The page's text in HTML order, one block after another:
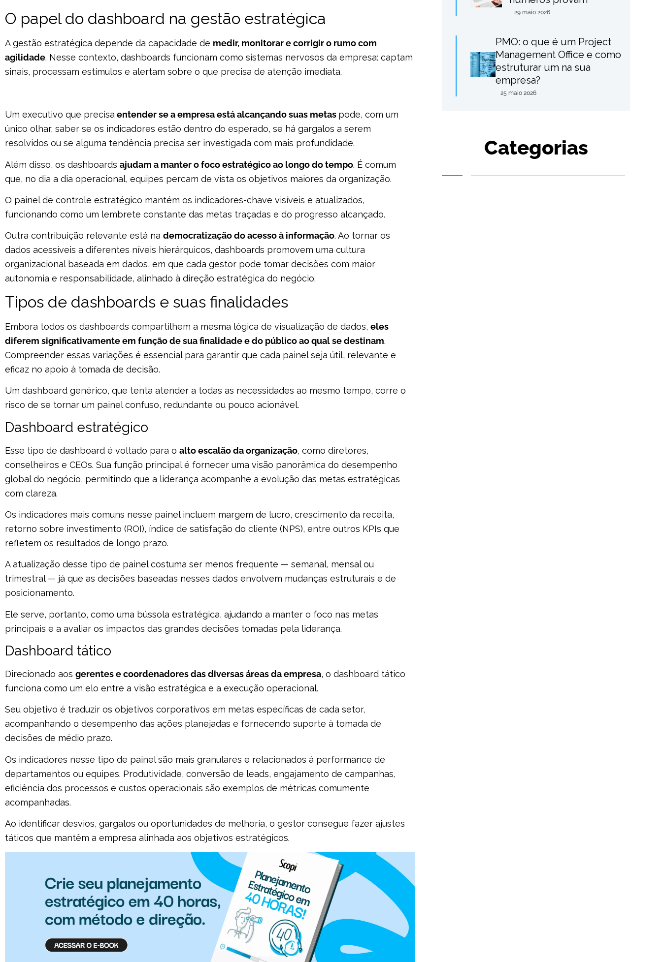
O papel do dashboard na gestão estratégica
A gestão estratégica depende da capacidade de medir, monitorar e corrigir o rumo com
agilidade. Nesse contexto, dashboards funcionam como sistemas nervosos da empresa: captam
sinais, processam estímulos e alertam sobre o que precisa de atenção imediata.
Um executivo que precisa entender se a empresa está alcançando suas metas pode, com um
único olhar, saber se os indicadores estão dentro do esperado, se há gargalos a serem
resolvidos ou se alguma tendência precisa ser investigada com mais profundidade.
Além disso, os dashboards ajudam a manter o foco estratégico ao longo do tempo. É comum
que, no dia a dia operacional, equipes percam de vista os objetivos maiores da organização.
O painel de controle estratégico mantém os indicadores-chave visíveis e atualizados,
funcionando como um lembrete constante das metas traçadas e do progresso alcançado.
Outra contribuição relevante está na democratização do acesso à informação. Ao tornar os
dados acessíveis a diferentes níveis hierárquicos, dashboards promovem uma cultura
organizacional baseada em dados, em que cada gestor pode tomar decisões com maior
autonomia e responsabilidade, alinhado à direção estratégica do negócio.
Tipos de dashboards e suas finalidades
Embora todos os dashboards compartilhem a mesma lógica de visualização de dados, eles
diferem significativamente em função de sua finalidade e do público ao qual se destinam.
Compreender essas variações é essencial para garantir que cada painel seja útil, relevante e
eficaz no apoio à tomada de decisão.
Um dashboard genérico, que tenta atender a todas as necessidades ao mesmo tempo, corre o
risco de se tornar um painel confuso, redundante ou pouco acionável.
Dashboard estratégico
Esse tipo de dashboard é voltado para o alto escalão da organização, como diretores,
conselheiros e CEOs. Sua função principal é fornecer uma visão panorâmica do desempenho
global do negócio, permitindo que a liderança acompanhe a evolução das metas estratégicas
com clareza.
Os indicadores mais comuns nesse painel incluem margem de lucro, crescimento da receita,
retorno sobre investimento (ROI), índice de satisfação do cliente (NPS), entre outros KPIs que
refletem os resultados de longo prazo.
A atualização desse tipo de painel costuma ser menos frequente — semanal, mensal ou
trimestral — já que as decisões baseadas nesses dados envolvem mudanças estruturais e de
posicionamento.
Ele serve, portanto, como uma bússola estratégica, ajudando a manter o foco nas metas
principais e a avaliar os impactos das grandes decisões tomadas pela liderança.
Dashboard tático
Direcionado aos gerentes e coordenadores das diversas áreas da empresa, o dashboard tático
funciona como um elo entre a visão estratégica e a execução operacional.
Seu objetivo é traduzir os objetivos corporativos em metas específicas de cada setor,
acompanhando o desempenho das ações planejadas e fornecendo suporte à tomada de
decisões de médio prazo.
Os indicadores nesse tipo de painel são mais granulares e relacionados à performance de
departamentos ou equipes. Produtividade, conversão de leads, engajamento de campanhas,
eficiência dos processos e custos operacionais são exemplos de métricas comumente
acompanhadas.
Ao identificar desvios, gargalos ou oportunidades de melhoria, o gestor consegue fazer ajustes
táticos que mantêm a empresa alinhada aos objetivos estratégicos.
29 maio 2026
PMO: o que é um Project
Management Office e como
estruturar um na sua
empresa?
25 maio 2026
Categorias